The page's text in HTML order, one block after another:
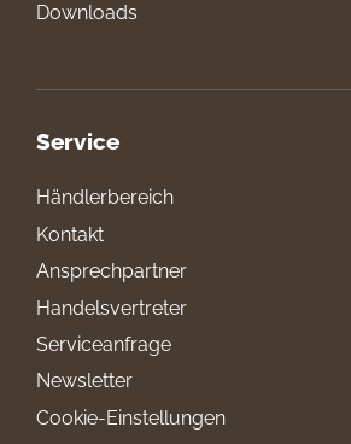
Downloads
Service
Händlerbereich
Kontakt
Ansprechpartner
Handelsvertreter
Serviceanfrage
Newsletter
Cookie-Einstellungen